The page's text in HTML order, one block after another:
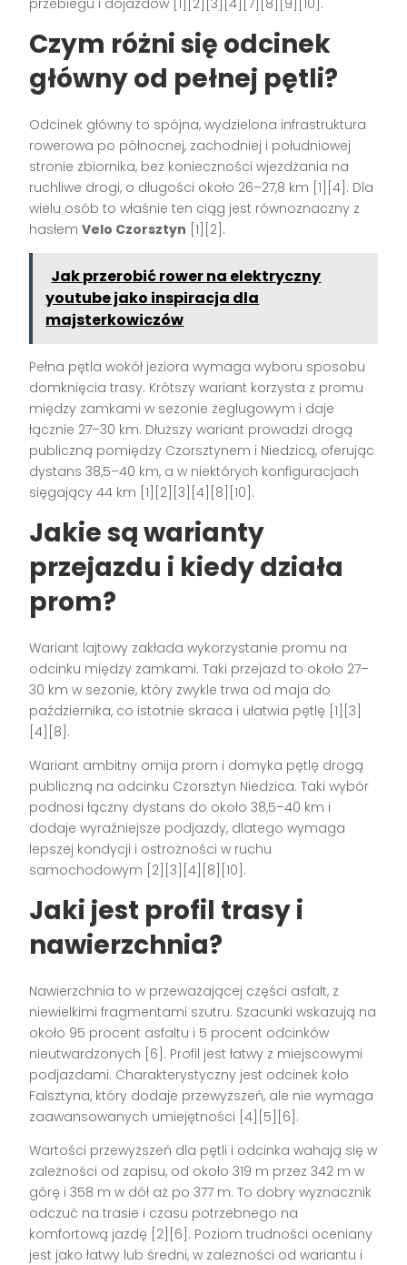
przebiegu i dojazdów [1][2][3][4][7][8][9][10].
Czym różni się odcinek
główny od pełnej pętli?
Odcinek główny to spójna, wydzielona infrastruktura
rowerowa po północnej, zachodniej i południowej
stronie zbiornika, bez konieczności wjeżdżania na
ruchliwe drogi, o długości około 26–27,8 km [1][4]. Dla
wielu osób to właśnie ten ciąg jest równoznaczny z
hasłemVelo Czorsztyn [1][2].
Jak przerobić rower na elektryczny
youtube jako inspiracja dla
majsterkowiczów
Pełna pętla wokół jeziora wymaga wyboru sposobu
domknięcia trasy. Krótszy wariant korzysta z promu
między zamkami w sezonie żeglugowym i daje
łącznie 27–30 km. Dłuższy wariant prowadzi drogą
publiczną pomiędzy Czorsztynem i Niedzicą, oferując
dystans 38,5–40 km, a w niektórych konfiguracjach
sięgający 44 km [1][2][3][4][8][10].
Jakie są warianty
przejazdu i kiedy działa
prom?
Wariant lajtowy zakłada wykorzystanie promu na
odcinku między zamkami. Taki przejazd to około 27–
30 km w sezonie, który zwykle trwa od maja do
października, co istotnie skraca i ułatwia pętlę [1][3]
[4][8].
Wariant ambitny omija prom i domyka pętlę drogą
publiczną na odcinku Czorsztyn Niedzica. Taki wybór
podnosi łączny dystans do około 38,5–40 km i
dodaje wyraźniejsze podjazdy, dlatego wymaga
lepszej kondycji i ostrożności w ruchu
samochodowym [2][3][4][8][10].
Jaki jest profil trasy i
nawierzchnia?
Nawierzchnia to w przeważającej części asfalt, z
niewielkimi fragmentami szutru. Szacunki wskazują na
około 95 procent asfaltu i 5 procent odcinków
nieutwardzonych [6]. Profil jest łatwy z miejscowymi
podjazdami. Charakterystyczny jest odcinek koło
Falsztyna, który dodaje przewyższeń, ale nie wymaga
zaawansowanych umiejętności [4][5][6].
Wartości przewyższeń dla pętli i odcinka wahają się w
zależności od zapisu, od około 319 m przez 342 m w
górę i 358 m w dół aż po 377 m. To dobry wyznacznik
odczuć na trasie i czasu potrzebnego na
komfortową jazdę [2][6]. Poziom trudności oceniany
jest jako łatwy lub średni, w zależności od wariantu i